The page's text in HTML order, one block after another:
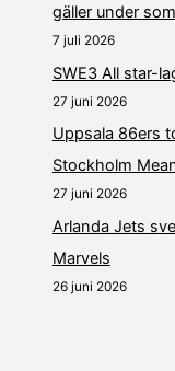
gäller under
7 juli 2026
SWE3 All star-
27 juni 2026
Uppsala 86ers
Stockholm
27 juni 2026
Arlanda Jets
Marvels
26 juni 2026